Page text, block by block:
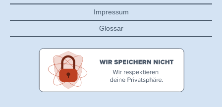
Impressum
Glossar